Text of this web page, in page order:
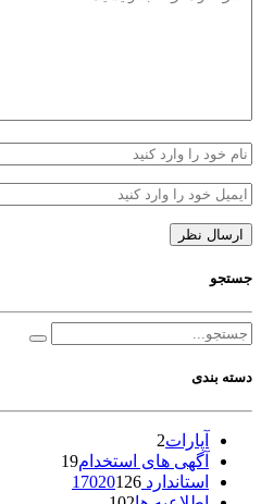
جستجو
دسته بندی
آپارات2
آگهی های استخدام19
استاندارد 17020 126